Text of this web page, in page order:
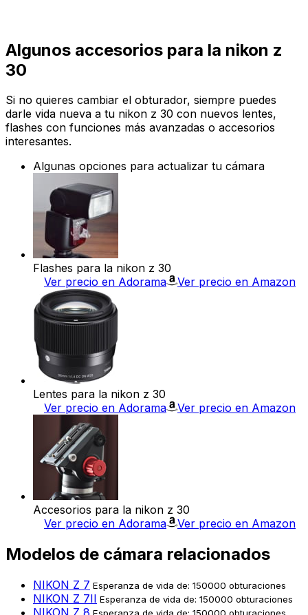
Algunos accesorios para la nikon z
30
Si no quieres cambiar el obturador, siempre puedes
darle vida nueva a tu nikon z 30 con nuevos lentes,
flashes con funciones más avanzadas o accesorios
interesantes.
Algunas opciones para actualizar tu cámara
Flashes para la nikon z 30
Ver precio en Adorama
Ver precio en Amazon
Lentes para la nikon z 30
Ver precio en Adorama
Ver precio en Amazon
Accesorios para la nikon z 30
Ver precio en Adorama
Ver precio en Amazon
Modelos de cámara relacionados
NIKON Z 7 Esperanza de vida de: 150000 obturaciones
NIKON Z 7II Esperanza de vida de: 150000 obturaciones